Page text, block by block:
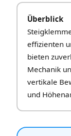
Überblick
effizienten
bieten
Mechanik
vertikale
und